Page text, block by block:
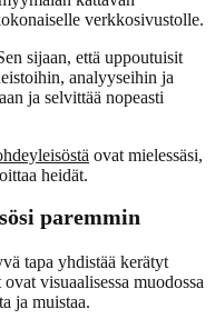
verkkosivustolle.
sijaan, että uppoutuisit
analyyseihin ja
ja selvittää nopeasti
ovat mielessäsi,
heidät.
paremmin
tapa yhdistää kerätyt
visuaalisessa muodossa
ja muistaa.